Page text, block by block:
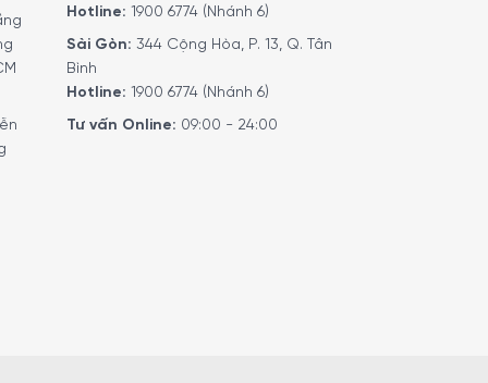
Hotline: 1900 6774 (Nhánh 6)
Sài Gòn: 344 Cộng Hòa, P. 13, Q. Tân
Bình
Hotline: 1900 6774 (Nhánh 6)
Tư vấn Online: 09:00 - 24:00